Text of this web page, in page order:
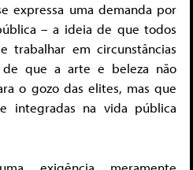
expressa uma demanda por
– a ideia de que todos
em circunstâncias
de que a arte e beleza não
o gozo das elites, mas que
integradas na vida pública